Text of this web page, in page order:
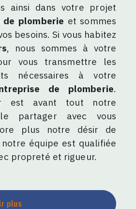
ainsi dans votre projet
de plomberie et sommes
besoins. Si vous habitez
, nous sommes à votre
vous transmettre les
nécessaires à votre
de plomberie.
est avant tout notre
partager avec vous
plus notre désir de
notre équipe est qualifiée
propreté et rigueur.
plus